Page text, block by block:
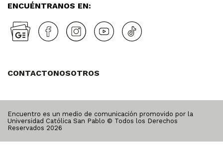
ENCUÉNTRANOS EN:
CONTACTONOSOTROS
Encuentro es un medio de comunicación promovido por la
Universidad Católica San Pablo © Todos los Derechos
Reservados 2026